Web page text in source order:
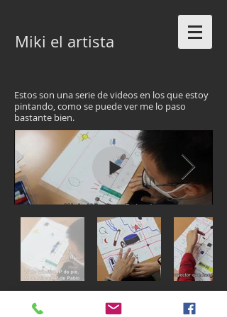
Miki el artista
Estos son una serie de videos en los que estoy
pintando, como se puede ver me lo paso
bastante bien.
© Miguel Rodríguez con un poquito de ayuda
de su hermano Pablo